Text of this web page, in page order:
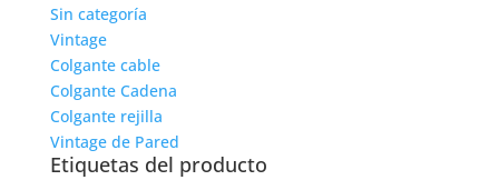
Sin categoría
Vintage
Colgante cable
Colgante Cadena
Colgante rejilla
Vintage de Pared
Etiquetas del producto